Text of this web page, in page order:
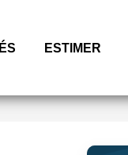
ESTIMER